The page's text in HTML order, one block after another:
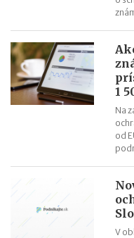
1
Na
od
V